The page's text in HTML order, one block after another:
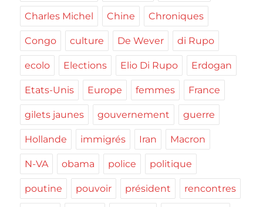
Charles Michel Chine Chroniques
Congo culture De Wever di Rupo
ecolo Elections Elio Di Rupo Erdogan
Etats-Unis Europe femmes France
gilets jaunes gouvernement guerre
Hollande immigrés Iran Macron
N-VA obama police politique
poutine pouvoir président rencontres